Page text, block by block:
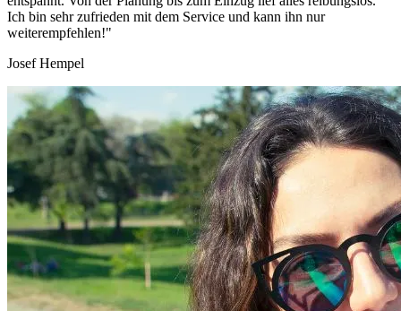
Ich bin sehr zufrieden mit dem Service und kann ihn nur
weiterempfehlen!"
Josef Hempel